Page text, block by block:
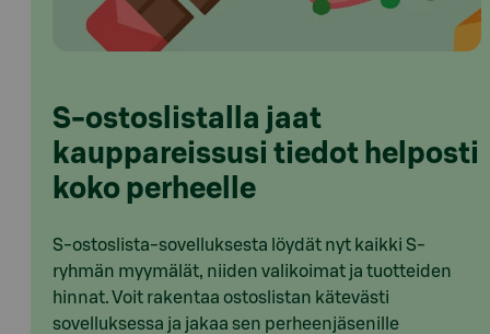
S-ostoslistalla jaat
kauppareissusi tiedot helposti
koko perheelle
S-ostoslista-sovelluksesta löydät nyt kaikki S-
ryhmän myymälät, niiden valikoimat ja tuotteiden
hinnat. Voit rakentaa ostoslistan kätevästi
sovelluksessa ja jakaa sen perheenjäsenille